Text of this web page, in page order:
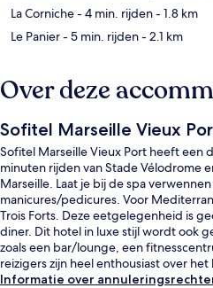
La Corniche- 4 min. rijden- 1.8 km
Le Panier- 5 min. rijden- 2.1 km
Over deze
Sofitel Marseille Vieux
Sofitel Marseille Vieux Port heeft een
minuten rijden van Stade Vélodrome
Marseille. Laat je bij de spa
manicures/pedicures. Voor
Trois Forts. Deze eetgelegenheid is
diner. Dit hotel in luxe stijl wordt ook
zoals een bar/lounge, een
reizigers zijn heel enthousiast over
Informatie over